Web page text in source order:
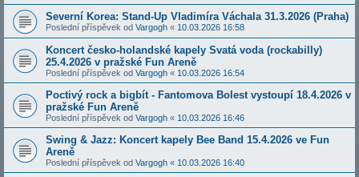
Severní Korea: Stand-Up Vladimíra Váchala 31.3.2026 (Praha)
Poslední příspěvek od Vargogh « 10.03.2026 16:58
Koncert česko-holandské kapely Svatá voda (rockabilly)
25.4.2026 v pražské Fun Areně
Poslední příspěvek od Vargogh « 10.03.2026 16:54
Poctivý rock a bigbít - Fantomova Bolest vystoupí 18.4.2026 v
pražské Fun Areně
Poslední příspěvek od Vargogh « 10.03.2026 16:46
Swing & Jazz: Koncert kapely Bee Band 15.4.2026 ve Fun
Areně
Poslední příspěvek od Vargogh « 10.03.2026 16:40